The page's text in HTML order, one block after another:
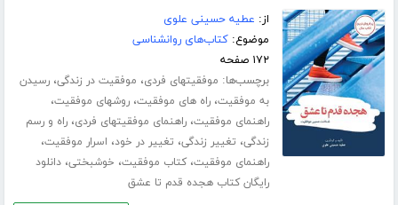
از: عطیه حسینی علوی
موضوع:کتاب‌های روانشناسی
۱۷۲ صفحه
برچسب‌ها: موفقیتهای فردی، موفقیت در زندگی،رسیدن
به موفقیت،راه های موفقیت،روشهای موفقیت،
راهنمای موفقیت،راهنمای موفقیتهای فردی،راه و رسم
زندگی، تغییر زندگی، تغییر در خود، اسرار موفقیت،
راهنمای موفقیت،کتاب موفقیت، خوشبختی،دانلود
رایگان کتاب هجده قدم تا عشق